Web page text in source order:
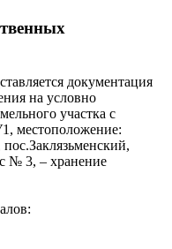
документация
на условно
участка с
местоположение:
№ 3, – хранение